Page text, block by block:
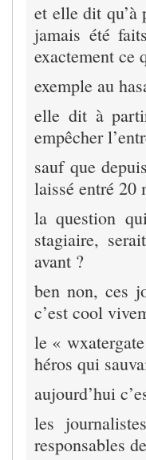
et elle dit qu’à
jamais été
exactement ce
exemple au
elle dit à
empêcher
sauf que
laissé entré 20
la question
stagiaire,
avant ?
ben non, ces
c’est cool
le «
héros qui
aujourd’hui
les
responsables